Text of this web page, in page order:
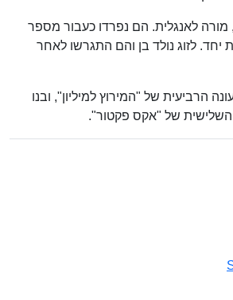
חן, מורה לאנגלית. הם נפרדו כעבור מספר
יחד. לזוג נולד בן והם התגרשו לאחר
הרביעית של "המירוץ למיליון", ובנו
השלישית של "אקס פקטור".